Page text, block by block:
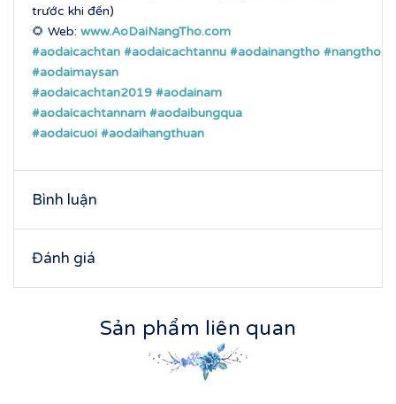
trước khi đến)
🌻 Web: www.AoDaiNangTho.com
#aodaicachtan #aodaicachtannu #aodainangtho #nangtho
#aodaimaysan
#aodaicachtan2019 #aodainam
#aodaicachtannam #aodaibungqua
#aodaicuoi #aodaihangthuan
Bình luận
Đánh giá
Sản phẩm liên quan